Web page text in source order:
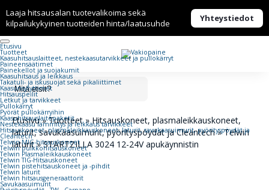
Laaja hitsausalan tuotevalikoima sekä
kilpailukykyinen tuotteiden hinta/laatusuhde
Yhteystiedot
Etusivu
Tuotteet
Kaasuhitsaus­laitteet, nestekaasu­tarvikkeet ja pullokärryt
Paineensäätimet
Painekellot ja suojakumit
Kaasuhitsaus ja leikkaus
Takatuli- ja iskusuojat sekä pikaliittimet
Kaasunsytyttimet
Hitsauspeilit
Letkut ja tarvikkeet
Pullokärryt
Pyörät pullokärryihin
Kaasuhitsauslaitepaketit
Nestekaasu lämmitys ja leikkaus tarvikkeet
Hitsauskoneet, plasmaleikkauskoneet, laturit, savukaasuimurit, pyörityspöydät ja
Cleantech
Telwin MIG-hitsauskoneet
Telwin puikkohitsauskoneet
Telwin Plasmaleikkauskoneet
Telwin TIG-Hitsauskoneet
Telwin pistehitsauskoneet ja -pihdit
Telwin laturit
Telwin hitsausgeneraattorit
Savukaasuimurit
Etusivu»Tuotteet»Hitsauskoneet, plasmaleikkauskoneet,
laturit, savukaasuimurit, pyörityspöydät ja Cleantech»Telwin
laturit»STARTZILLA 3024 12-24V apukäynnistin